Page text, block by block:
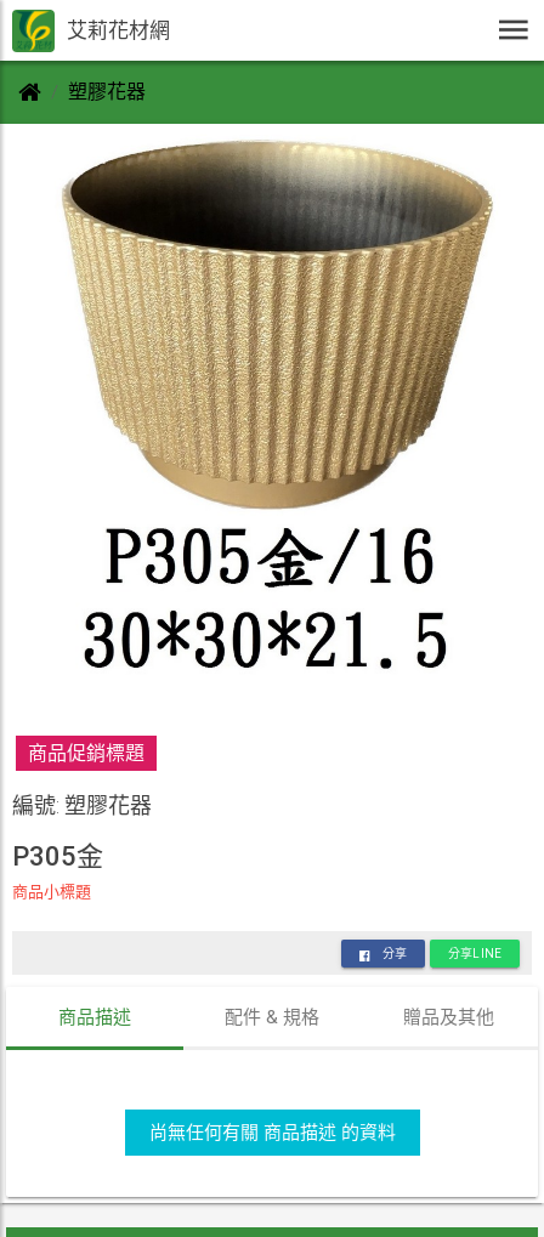
艾莉花材網
塑膠花器
商品促銷標題
編號: 塑膠花器
P305金
商品小標題
分享 分享LINE
商品描述 配件 & 規格 贈品及其他
尚無任何有關 商品描述 的資料